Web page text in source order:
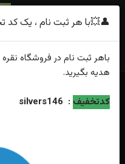
خانه
فهرست محصولات
مدال نقره عقیق زرد شرف الشمس
👤💥با هر ثبت نام ، یک کد
باهر ثبت نام در فروشگاه
هدیه بگیرید.
کدتخفیف :
silvers146